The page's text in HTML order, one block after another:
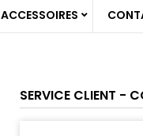
ACCESSOIRES
SERVICE CLIENT -